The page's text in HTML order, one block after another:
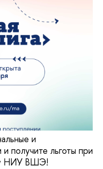
и
получите льготы при
НИУ ВШЭ!